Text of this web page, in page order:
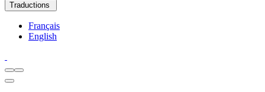
Traductions
Français
English